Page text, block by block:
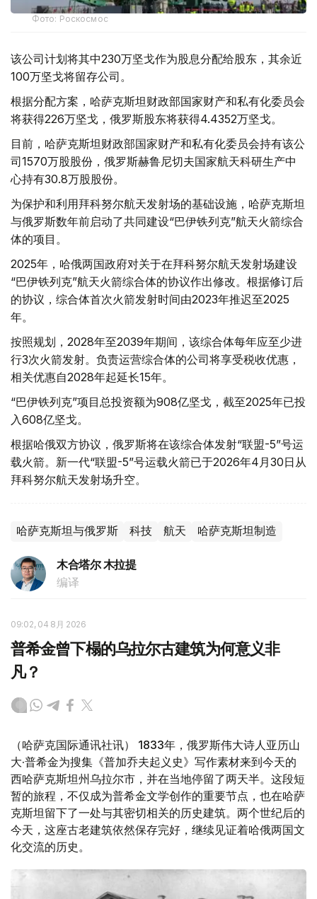
Фото: Роскосмос
该公司计划将其中230万坚戈作为股息分配给股东，其余近
100万坚戈将留存公司。
根据分配方案，哈萨克斯坦财政部国家财产和私有化委员会
将获得226万坚戈，俄罗斯股东将获得4.4352万坚戈。
目前，哈萨克斯坦财政部国家财产和私有化委员会持有该公
司1570万股股份，俄罗斯赫鲁尼切夫国家航天科研生产中
心持有30.8万股股份。
为保护和利用拜科努尔航天发射场的基础设施，哈萨克斯坦
与俄罗斯数年前启动了共同建设“巴伊铁列克”航天火箭综合
体的项目。
2025年，哈俄两国政府对关于在拜科努尔航天发射场建设
“巴伊铁列克”航天火箭综合体的协议作出修改。根据修订后
的协议，综合体首次火箭发射时间由2023年推迟至2025
年。
按照规划，2028年至2039年期间，该综合体每年应至少进
行3次火箭发射。负责运营综合体的公司将享受税收优惠，
相关优惠自2028年起延长15年。
“巴伊铁列克”项目总投资额为908亿坚戈，截至2025年已投
入608亿坚戈。
根据哈俄双方协议，俄罗斯将在该综合体发射“联盟-5”号运
载火箭。新一代“联盟-5”号运载火箭已于2026年4月30日从
拜科努尔航天发射场升空。
哈萨克斯坦与俄罗斯 科技 航天 哈萨克斯坦制造
木合塔尔 木拉提
编译
09:02, 04 8月 2026
普希金曾下榻的乌拉尔古建筑为何意义非
凡？
（哈萨克国际通讯社讯） 1833年，俄罗斯伟大诗人亚历山
大·普希金为搜集《普加乔夫起义史》写作素材来到今天的
西哈萨克斯坦州乌拉尔市，并在当地停留了两天半。这段短
暂的旅程，不仅成为普希金文学创作的重要节点，也在哈萨
克斯坦留下了一处与其密切相关的历史建筑。两个世纪后的
今天，这座古老建筑依然保存完好，继续见证着哈俄两国文
化交流的历史。